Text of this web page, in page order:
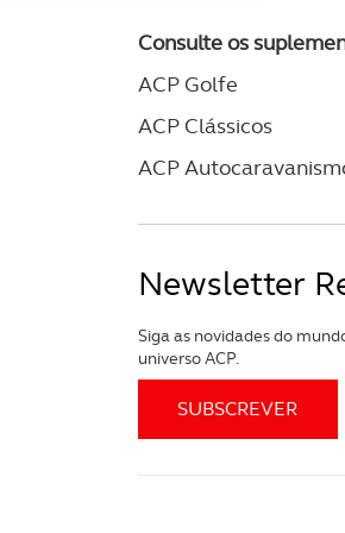
com o seu
sua experiência de
Consulte os
ACP Golfe
ACP Clássicos
ACP
Newsletter
Siga as novidades do
universo ACP.